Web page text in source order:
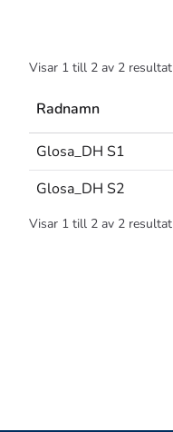
Visar 1 till 2 av 2 resultat
Radnamn
Glosa_DH S1
Glosa_DH S2
Visar 1 till 2 av 2 resultat